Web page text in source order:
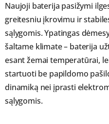
Naujoji baterija pasižymi
greitesniu įkrovimu ir
sąlygomis. Ypatingas
šaltame klimate – baterija
esant žemai temperatūrai,
startuoti be papildomo
dinamiką nei įprasti
sąlygomis.